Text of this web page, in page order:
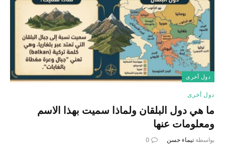
دول أخرى
دول أخرى
ما هي دول البلقان ولماذا سميت بهذا الاسم
ومعلومات عنها
بواسطة تيماء حسن 0